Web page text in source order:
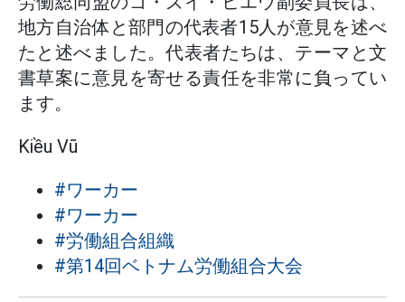
地方自治体と部門の代表者15人が意見を述べ
たと述べました。代表者たちは、テーマと文
書草案に意見を寄せる責任を非常に負ってい
ます。
Kiều Vũ
#ワーカー
#ワーカー
#労働組合組織
#第14回ベトナム労働組合大会